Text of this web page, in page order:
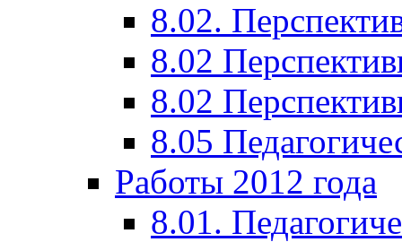
8.02.
8.02
8.02
8.05
Работы 2012 года
8.01.